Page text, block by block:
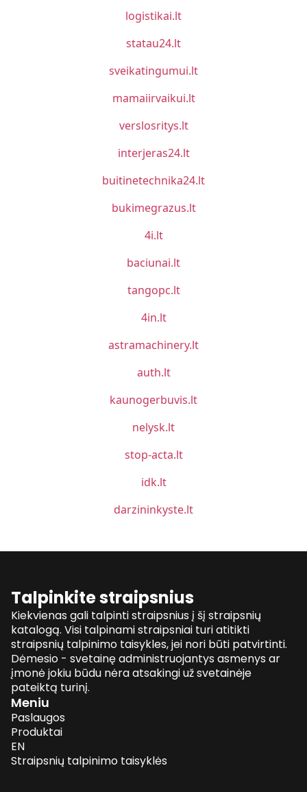
logistikai.lt
statau24.lt
sveikatingumui.lt
mamaiirvaikui.lt
verslosritys.lt
interjeras24.lt
buitinetechnika24.lt
bukimegrazus.lt
4i.lt
baciunai.lt
tangopc.lt
4in.lt
astramachinery.lt
auth.lt
kaunogerbuvis.lt
nelysk.lt
stop-acta.lt
idk.lt
darzininkyste.lt
Talpinkite straipsnius
Kiekvienas gali talpinti straipsnius į šį straipsnių
katalogą. Visi talpinami straipsniai turi atitikti
straipsnių talpinimo taisykles, jei nori būti patvirtinti.
Dėmesio - svetainę administruojantys asmenys ar
įmonė jokiu būdu nėra atsakingi už svetainėje
pateiktą turinį.
Meniu
Paslaugos
Produktai
EN
Straipsnių talpinimo taisyklės